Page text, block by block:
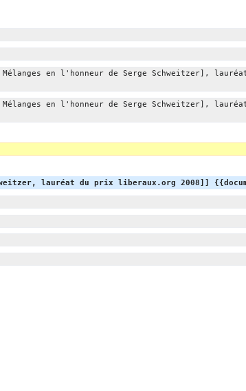
en l'honneur de Serge Schweitzer],
en l'honneur de Serge Schweitzer],
lauréat du prix liberaux.org 2008]]